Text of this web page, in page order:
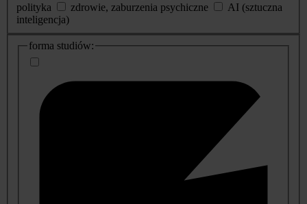
polityka
zdrowie, zaburzenia psychiczne
AI (sztuczna
inteligencja)
dodatkowe
informacje
forma studiów: